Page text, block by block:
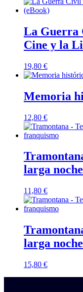
La Guerra
Cine y la
19,80 €
Memoria
12,80 €
larga
11,80 €
larga
15,80 €